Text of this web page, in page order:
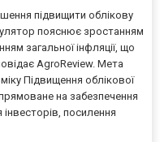
підвищити облікову
пояснює зростанням
загальної інфляції, що
AgroReview. Мета
Підвищення облікової
на забезпечення
посилення